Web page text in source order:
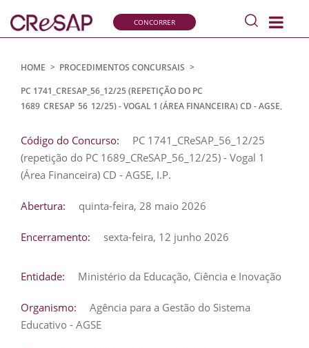
Comissão
Recrutamento
Seleção
para
Administração
Pública
CONCORRER Pesquisar
HOME > PROCEDIMENTOS CONCURSAIS >
PC 1741_CRESAP_56_12/25 (REPETIÇÃO DO PC
1689_CRESAP_56_12/25) - VOGAL 1 (ÁREA FINANCEIRA) CD - AGSE,
Código do Concurso:
PC 1741_CReSAP_56_12/25
(repetição do PC 1689_CReSAP_56_12/25) - Vogal 1
(Área Financeira) CD - AGSE, I.P.
Abertura: quinta-feira, 28 maio 2026
Encerramento: sexta-feira, 12 junho 2026
Entidade: Ministério da Educação, Ciência e Inovação
Organismo:
Agência para a Gestão do Sistema
Educativo - AGSE